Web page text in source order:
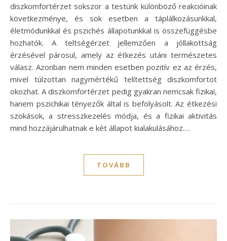
diszkomfortérzet sokszor a testünk különböző reakcióinak
következménye, és sok esetben a táplálkozásunkkal,
életmódunkkal és pszichés állapotunkkal is összefüggésbe
hozhatók. A teltségérzet jellemzően a jóllakottság
érzésével párosul, amely az étkezés utáni természetes
válasz. Azonban nem minden esetben pozitív ez az érzés,
mivel túlzottan nagymértékű telítettség diszkomfortot
okozhat. A diszkomfortérzet pedig gyakran nemcsak fizikai,
hanem pszichikai tényezők által is befolyásolt. Az étkezési
szokások, a stresszkezelés módja, és a fizikai aktivitás
mind hozzájárulhatnak e két állapot kialakulásához.…
TOVÁBB